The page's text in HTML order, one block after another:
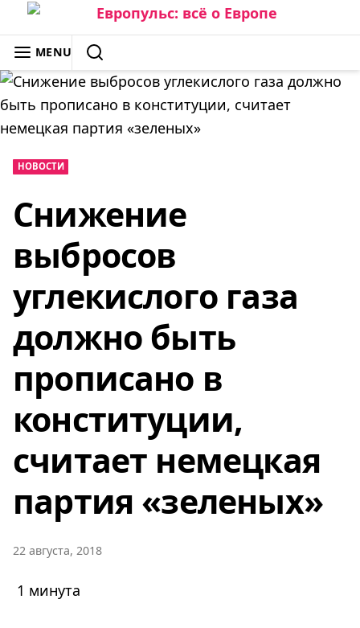
Skip
to
content
ЕВРОПУЛЬС: ВСЁ О ЕВРОПЕ
MENU
SEARCH
НОВОСТИ
Снижение
выбросов
углекислого газа
должно быть
прописано в
конституции,
считает немецкая
партия «зеленых»
22 августа, 2018
1 минута